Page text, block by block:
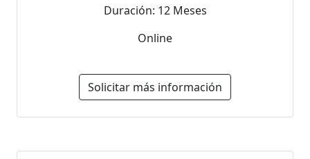
Duración: 12 Meses
Online
Solicitar más información